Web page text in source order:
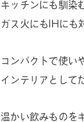
キッチンにも馴染
ガス火にもIHにも
コンパクトで使い
インテリアとして
温かい飲みものを